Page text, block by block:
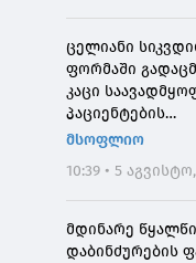
ცელიანი
ფორმაში
კაცი
პაციენტების
შეშინებისთვის
მსოფლიო
10:39 • 5
მდინარე
დაბინძურების